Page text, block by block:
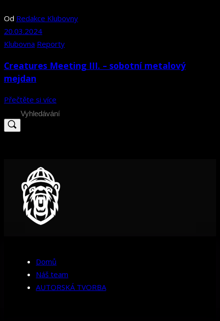
Od Redakce Klubovny
20.03.2024
Klubovna Reporty
Creatures Meeting III. – sobotní metalový
mejdan
Přečtěte si více
Search
for:
Domů
Náš team
AUTORSKÁ TVORBA